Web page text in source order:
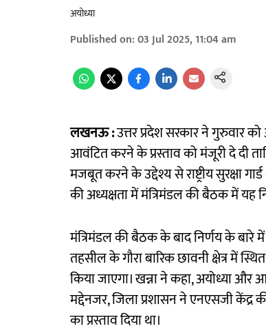
अयोध्या
Published on:03 Jul 2025, 11:04 am
लखनऊ :उत्तर प्रदेश सरकार ने गुरुवार
आवंटित करने के प्रस्ताव को मंजूरी दे दी
मजबूत करने के उद्देश्य से राष्ट्रीय सुरक्षा
की अध्यक्षता में मंत्रिमंडल की बैठक में यह
मंत्रिमंडल की बैठक के बाद निर्णय के बारे
तहसील के गौरा बारिक छावनी क्षेत्र में
किया जाएगा। खन्ना ने कहा, अयोध्या
मद्देनजर, जिला प्रशासन ने एनएसजी केंद्र
का प्रस्ताव दिया था।